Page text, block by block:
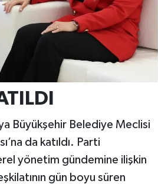
Büyükşehir Belediye Meclisi
da katıldı. Parti
yönetim gündemine ilişkin
gün boyu süren